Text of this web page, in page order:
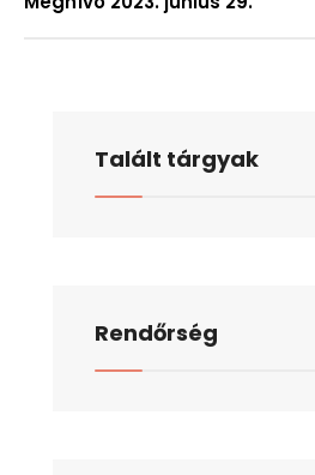
Talált tárgyak
Rendőrség